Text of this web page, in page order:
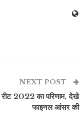
NEXT POST
रीट 2022 का परिणाम, देखे
फाइनल आंसर की